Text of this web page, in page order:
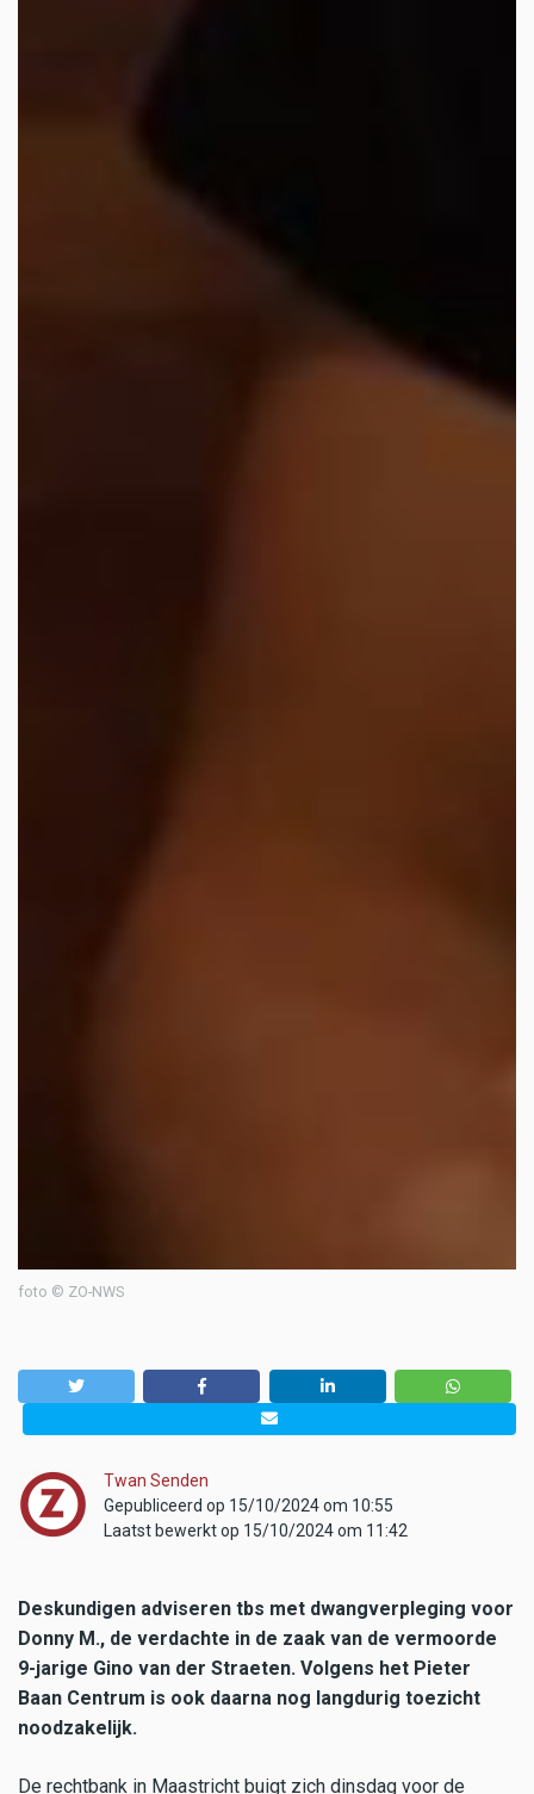
foto © ZO-NWS
Twan Senden
Gepubliceerd op 15/10/2024 om 10:55
Laatst bewerkt op 15/10/2024 om 11:42
Deskundigen adviseren tbs met dwangverpleging voor
Donny M., de verdachte in de zaak van de vermoorde
9-jarige Gino van der Straeten. Volgens het Pieter
Baan Centrum is ook daarna nog langdurig toezicht
noodzakelijk.
De rechtbank in Maastricht buigt zich dinsdag voor de